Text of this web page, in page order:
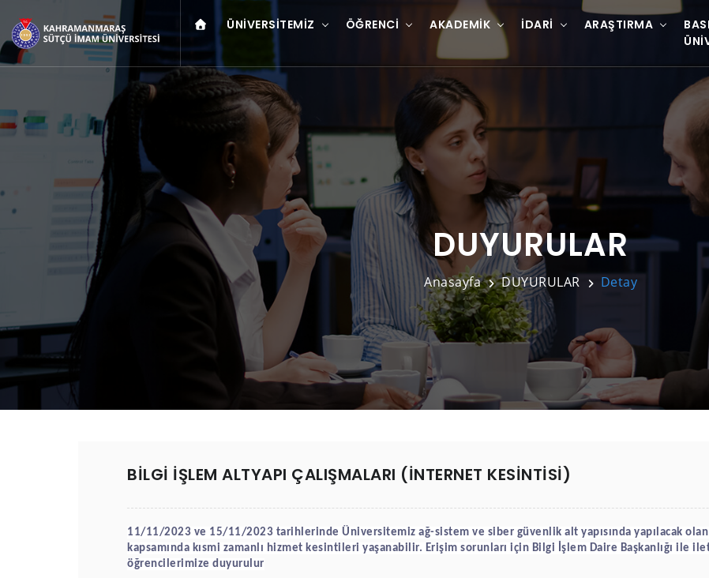
ÜNIVERSITEMIZ ÖĞRENCI AKADEMIK İDARI ARAŞTIRMA
DUYURULAR
Anasayfa DUYURULAR Detay
BİLGİ İŞLEM ALTYAPI ÇALIŞMALARI (İNTERNET KESİNTİSİ)
11/11/2023 ve 15/11/2023 tarihlerinde Üniversitemiz ağ-sistem ve siber güvenlik alt yapısında yapılacak ola
kapsamında kısmi zamanlı hizmet kesintileri yaşanabilir. Erişim sorunları için Bilgi İşlem Daire Başkanlığı ile
öğrencilerimize duyurulur